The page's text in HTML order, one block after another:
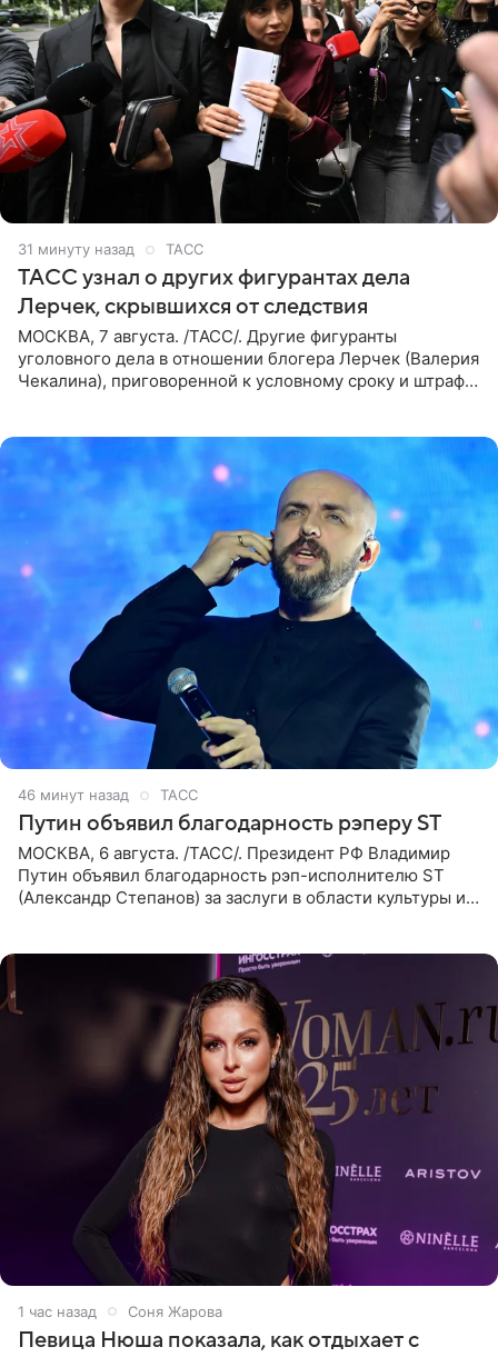
31 минуту назад ТАСС
ТАСС узнал о других фигурантах дела
Лерчек, скрывшихся от следствия
МОСКВА, 7 августа. /ТАСС/. Другие фигуранты
уголовного дела в отношении блогера Лерчек (Валерия
Чекалина), приговоренной к условному сроку и штрафу,
46 минут назад ТАСС
Путин объявил благодарность рэперу ST
МОСКВА, 6 августа. /ТАСС/. Президент РФ Владимир
Путин объявил благодарность рэп-исполнителю ST
(Александр Степанов) за заслуги в области культуры и
1 час назад Соня Жарова
Певица Нюша показала, как отдыхает с